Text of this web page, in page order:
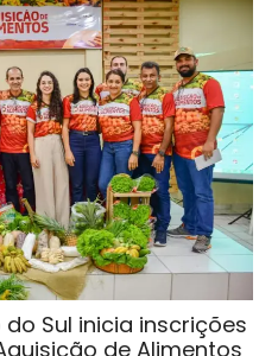
Sul inicia inscrições
de Alimentos